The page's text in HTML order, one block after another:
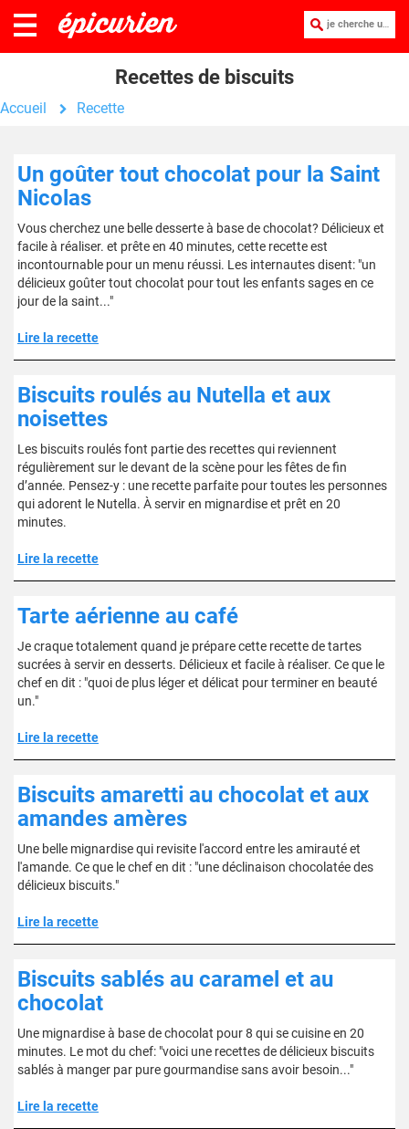
je cherche une recette :
Recettes de biscuits
Accueil Recette
Un goûter tout chocolat pour la Saint
Nicolas
Vous cherchez une belle desserte à base de chocolat? Délicieux et
facile à réaliser. et prête en 40 minutes, cette recette est
incontournable pour un menu réussi. Les internautes disent: "un
délicieux goûter tout chocolat pour tout les enfants sages en ce
jour de la saint..."
Lire la recette
Biscuits roulés au Nutella et aux
noisettes
Les biscuits roulés font partie des recettes qui reviennent
régulièrement sur le devant de la scène pour les fêtes de fin
d’année. Pensez-y : une recette parfaite pour toutes les personnes
qui adorent le Nutella. À servir en mignardise et prêt en 20
minutes.
Lire la recette
Tarte aérienne au café
Je craque totalement quand je prépare cette recette de tartes
sucrées à servir en desserts. Délicieux et facile à réaliser. Ce que le
chef en dit : "quoi de plus léger et délicat pour terminer en beauté
un."
Lire la recette
Biscuits amaretti au chocolat et aux
amandes amères
Une belle mignardise qui revisite l'accord entre les amirauté et
l'amande. Ce que le chef en dit : "une déclinaison chocolatée des
délicieux biscuits."
Lire la recette
Biscuits sablés au caramel et au
chocolat
Une mignardise à base de chocolat pour 8 qui se cuisine en 20
minutes. Le mot du chef: "voici une recettes de délicieux biscuits
sablés à manger par pure gourmandise sans avoir besoin..."
Lire la recette